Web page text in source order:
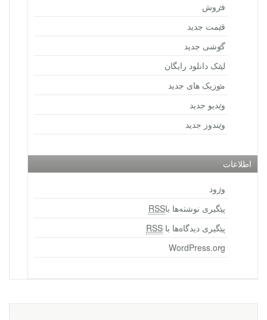
فروش
قیمت جدید
گوشی جدید
لینک دانلود رایگان
موزیک های جدید
ویدیو جدید
ویندوز جدید
اطلاعات
ورود
پیگیری نوشته‌ها باRSS
پیگیری دیدگاه‌ها با RSS
WordPress.org